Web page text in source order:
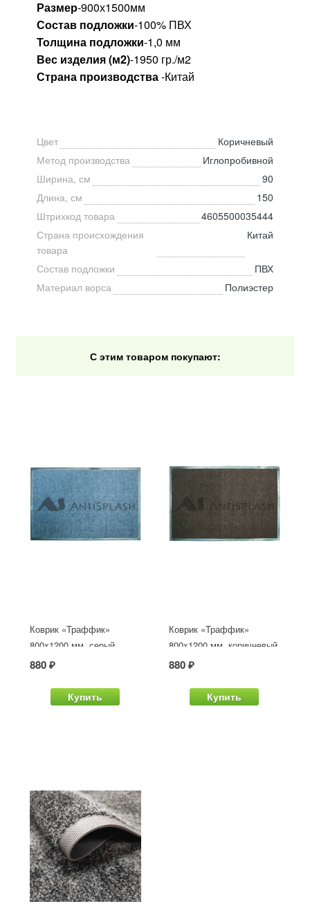
Размер-900х1500мм
Состав подложки-100% ПВХ
Толщина подложки-1,0 мм
Вес изделия (м2)-1950 гр./м2
Страна производства-Китай
Цвет
Коричневый
Метод производства
Иглопробивной
Ширина, см
90
Длина, см
150
Штрихкод товара
4605500035444
Страна происхождения
товара
Китай
Состав подложки
ПВХ
Материал ворса
Полиэстер
С этим товаром покупают:
Коврик «Траффик»
800x1200 мм, серый
880 ₽
Купить
Коврик «Траффик»
800x1200 мм, коричневый
880 ₽
Купить